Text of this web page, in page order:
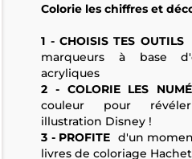
Colorie les chiffres et
1 - CHOISIS TES OUTILS-
marqueurs à base
acryliques
2 - COLORIE LES
couleur pour
illustration Disney !
3 - PROFITE d'un
livres de coloriage